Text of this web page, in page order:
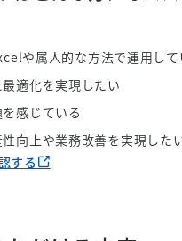
や属人的な方法で運用し
適化を実現したい
感じている
向上や業務改善を実現した
する